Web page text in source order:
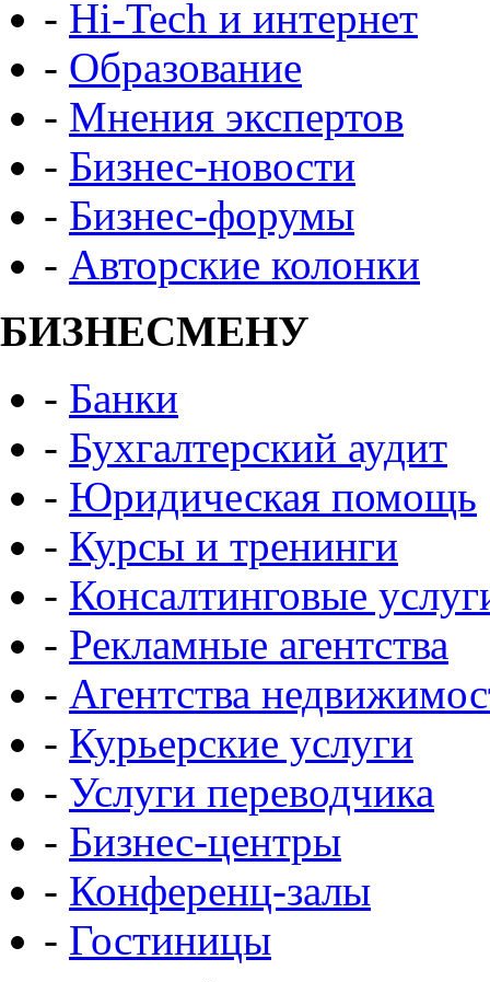
- Hi-Tech и интернет
- Образование
- Мнения экспертов
- Бизнес-новости
- Бизнес-форумы
- Авторские колонки
БИЗНЕСМЕНУ
- Банки
- Бухгалтерский аудит
- Юридическая помощь
- Курсы и тренинги
- Консалтинговые
- Рекламные агентства
- Агентства
- Курьерские услуги
- Услуги переводчика
- Бизнес-центры
- Конференц-залы
- Гостиницы